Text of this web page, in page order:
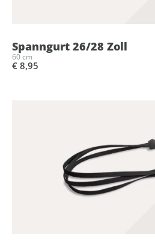
Spanngurt 26/28 Zoll
60 cm
€ 8,95